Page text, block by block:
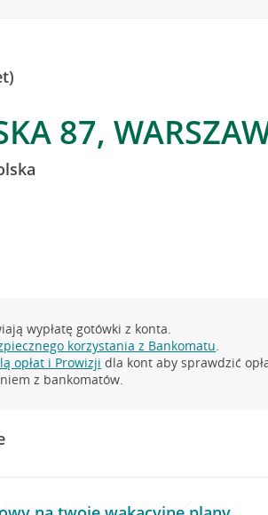
87,
wypłatę gotówki z konta.
korzystania z Bankomatu.
opłat i Prowizji dla kont aby sprawdzić
z bankomatów.